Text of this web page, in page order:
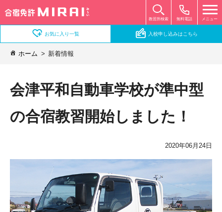
無料電話
教習所検索 メニュー
お気に入り一覧 入校申し込みはこちら
ホーム 新着情報
会津平和自動車学校が準中型
の合宿教習開始しました！
2020年06月24日